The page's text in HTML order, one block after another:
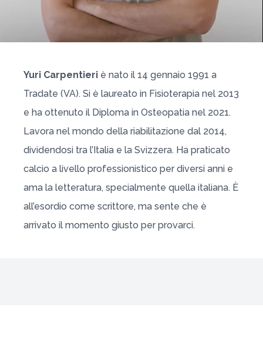
Yuri Carpentieri è nato il 14 gennaio 1991 a
Tradate (VA). Si è laureato in Fisioterapia nel 2013
e ha ottenuto il Diploma in Osteopatia nel 2021.
Lavora nel mondo della riabilitazione dal 2014,
dividendosi tra l’Italia e la Svizzera. Ha praticato
calcio a livello professionistico per diversi anni e
ama la letteratura, specialmente quella italiana. È
all’esordio come scrittore, ma sente che è
arrivato il momento giusto per provarci.